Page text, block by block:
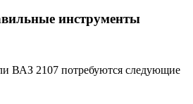
инструменты
ВАЗ 2107 потребуются следующие